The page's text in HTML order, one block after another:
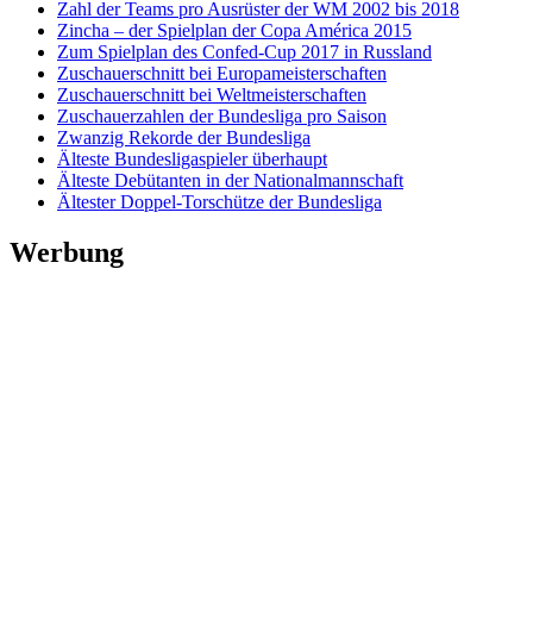
Zahl der Teams pro Ausrüster der WM 2002 bis 2018
Zincha – der Spielplan der Copa América 2015
Zum Spielplan des Confed-Cup 2017 in Russland
Zuschauerschnitt bei Europameisterschaften
Zuschauerschnitt bei Weltmeisterschaften
Zuschauerzahlen der Bundesliga pro Saison
Zwanzig Rekorde der Bundesliga
Älteste Bundesligaspieler überhaupt
Älteste Debütanten in der Nationalmannschaft
Ältester Doppel-Torschütze der Bundesliga
Werbung